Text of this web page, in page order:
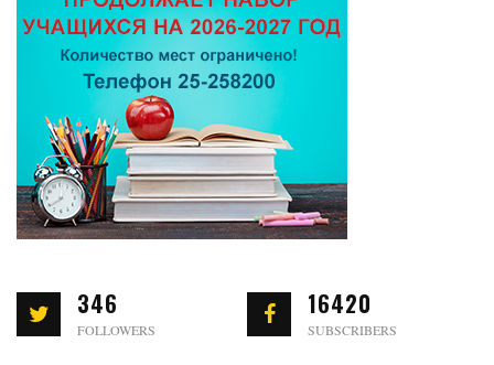
346
FOLLOWERS
16420
SUBSCRIBERS